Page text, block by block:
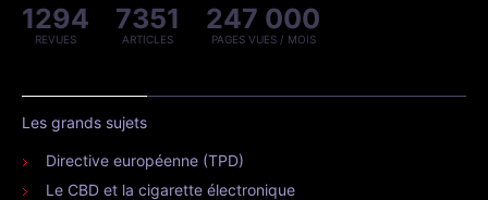
1294
REVUES
7351
ARTICLES
247 000
PAGES VUES / MOIS
Les grands sujets
Directive européenne (TPD)
Le CBD et la cigarette électronique